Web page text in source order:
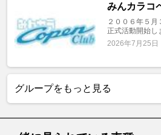
みんカラコ
２００６年５
正式活動開始し
2026年7月25日
グループをもっと見る